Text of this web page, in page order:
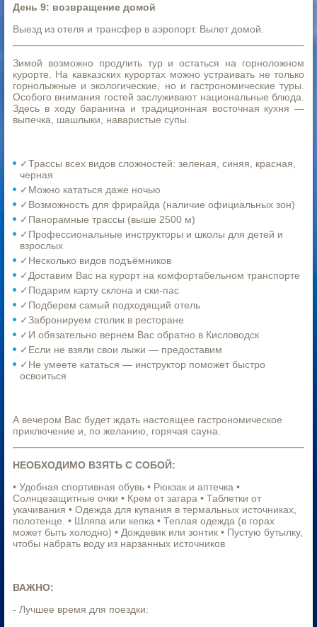
День 9: возвращение домой
Выезд из отеля и трансфер в аэропорт. Вылет домой.
Зимой возможно продлить тур и остаться на горноложном
курорте. На кавказских курортах можно устраивать не только
горнолыжные и экологические, но и гастрономические туры.
Особого внимания гостей заслуживают национальные блюда.
Здесь в ходу баранина и традиционная восточная кухня —
выпечка, шашлыки, наваристые супы.
✓Трассы всех видов сложностей: зеленая, синяя, красная,
черная
✓Можно кататься даже ночью
✓Возможность для фрирайда (наличие официальных зон)
✓Панорамные трассы (выше 2500 м)
✓Профессиональные инструкторы и школы для детей и
взрослых
✓Несколько видов подъёмников
✓Доставим Вас на курорт на комфортабельном транспорте
✓Подарим карту склона и ски-пас
✓Подберем самый подходящий отель
✓Забронируем столик в ресторане
✓И обязательно вернем Вас обратно в Кисловодск
✓Если не взяли свои лыжи — предоставим
✓Не умеете кататься — инструктор поможет быстро
освоиться
А вечером Вас будет ждать настоящее гастрономическое
приключение и, по желанию, горячая сауна.
НЕОБХОДИМО ВЗЯТЬ С СОБОЙ:
• Удобная спортивная обувь • Рюкзак и аптечка •
Солнцезащитные очки • Крем от загара • Таблетки от
укачивания • Одежда для купания в термальных источниках,
полотенце. • Шляпа или кепка • Теплая одежда (в горах
может быть холодно) • Дождевик или зонтик • Пустую бутылку,
чтобы набрать воду из нарзанных источников
ВАЖНО:
- Лучшее время для поездки: